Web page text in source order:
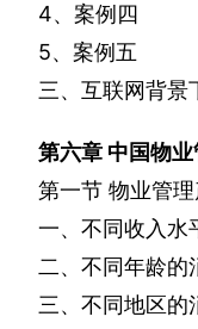
4、案例四
5、案例五
三、互联网背景
第六章 中国物
第一节 物业管
一、不同收入水
二、不同年龄的
三、不同地区的